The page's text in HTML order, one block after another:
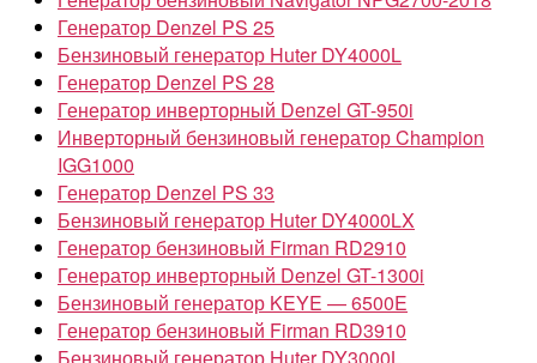
Генератор Denzel PS 25
Бензиновый генератор Huter DY4000L
Генератор Denzel PS 28
Генератор инверторный Denzel GT-950i
Инверторный бензиновый генератор Champion
IGG1000
Генератор Denzel PS 33
Бензиновый генератор Huter DY4000LX
Генератор бензиновый Firman RD2910
Генератор инверторный Denzel GT-1300i
Бензиновый генератор KEYE — 6500E
Генератор бензиновый Firman RD3910